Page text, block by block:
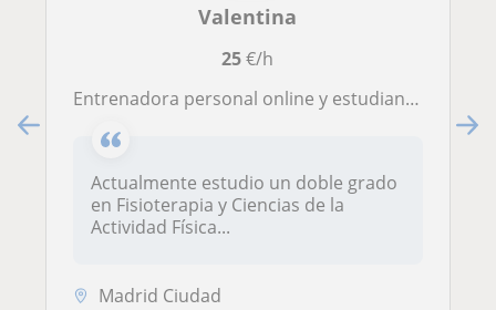
Valentina
25€/h
Entrenadora personal online y estudiante de la Estudiante Fisioterapia y CAFYD,enfocada en entrenamiento femenino,salud y fuerza.
Actualmente estudio un doble grado
en Fisioterapia y Ciencias de la
Actividad Física...
Madrid Ciudad